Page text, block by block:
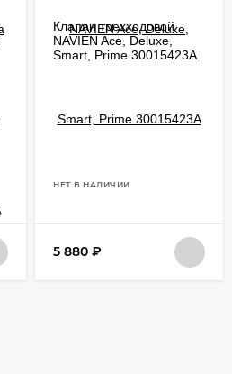
Клапан трехходовой
NAVIEN Ace, Deluxe,
Smart, Prime 30015423А
НЕТ В НАЛИЧИИ
5 880 ₽